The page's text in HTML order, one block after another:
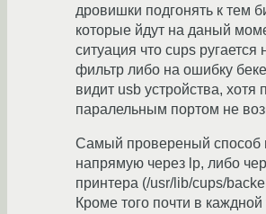
дровишки подгонять к тем
которые йдут на даный
ситуация что cups ругается
фильтр либо на ошибку
видит usb устройства, хотя
паралельным портом не
Самый провереный способ
напрямую через lp, либо
принтера (/usr/lib/cups/
Кроме того почти в